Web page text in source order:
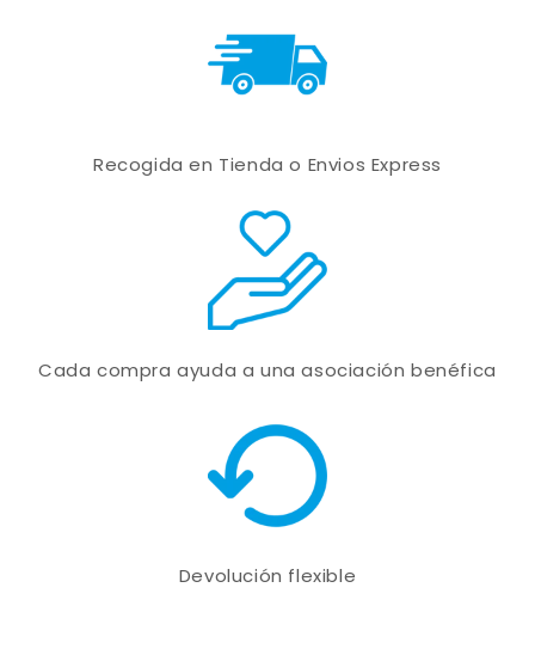
Recogida en Tienda o Envios Express
Cada compra ayuda a una asociación benéfica
Devolución flexible